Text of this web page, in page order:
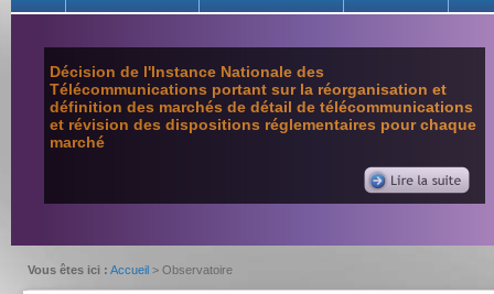
Décision de l'Instance Nationale des
Télécommunications portant sur la réorganisation et
définition des marchés de détail de télécommunications
et révision des dispositions réglementaires pour chaque
marché
Vous êtes ici : Accueil > Observatoire